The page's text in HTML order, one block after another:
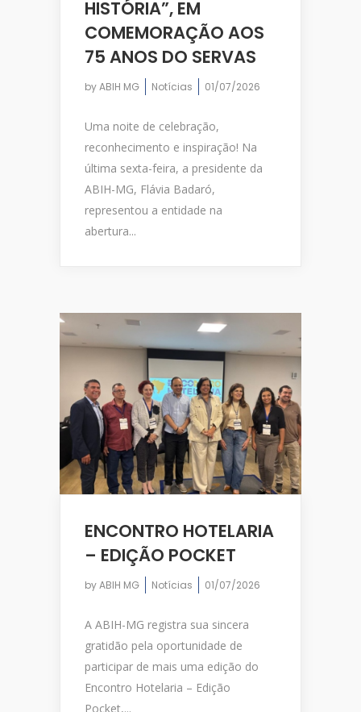
HISTÓRIA”, EM
COMEMORAÇÃO AOS
75 ANOS DO SERVAS
byABIH MG Notícias 01/07/2026
Uma noite de celebração,
reconhecimento e inspiração! Na
última sexta-feira, a presidente da
ABIH-MG, Flávia Badaró,
representou a entidade na
abertura...
ENCONTRO HOTELARIA
– EDIÇÃO POCKET
byABIH MG Notícias 01/07/2026
A ABIH-MG registra sua sincera
gratidão pela oportunidade de
participar de mais uma edição do
Encontro Hotelaria – Edição
Pocket,...